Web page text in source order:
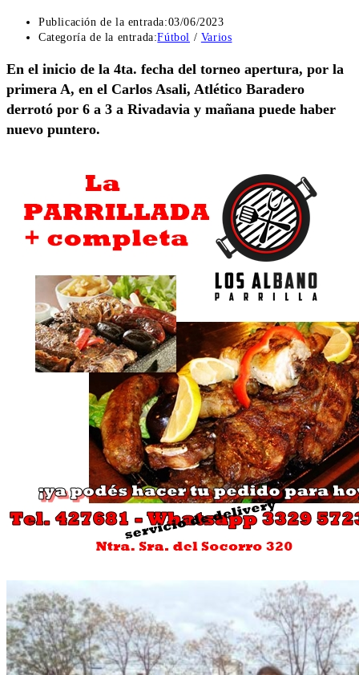
Publicación de la entrada:03/06/2023
Categoría de la entrada:Fútbol / Varios
En el inicio de la 4ta. fecha del torneo apertura, por la
primera A, en el Carlos Asali, Atlético Baradero
derrotó por 6 a 3 a Rivadavia y mañana puede haber
nuevo puntero.